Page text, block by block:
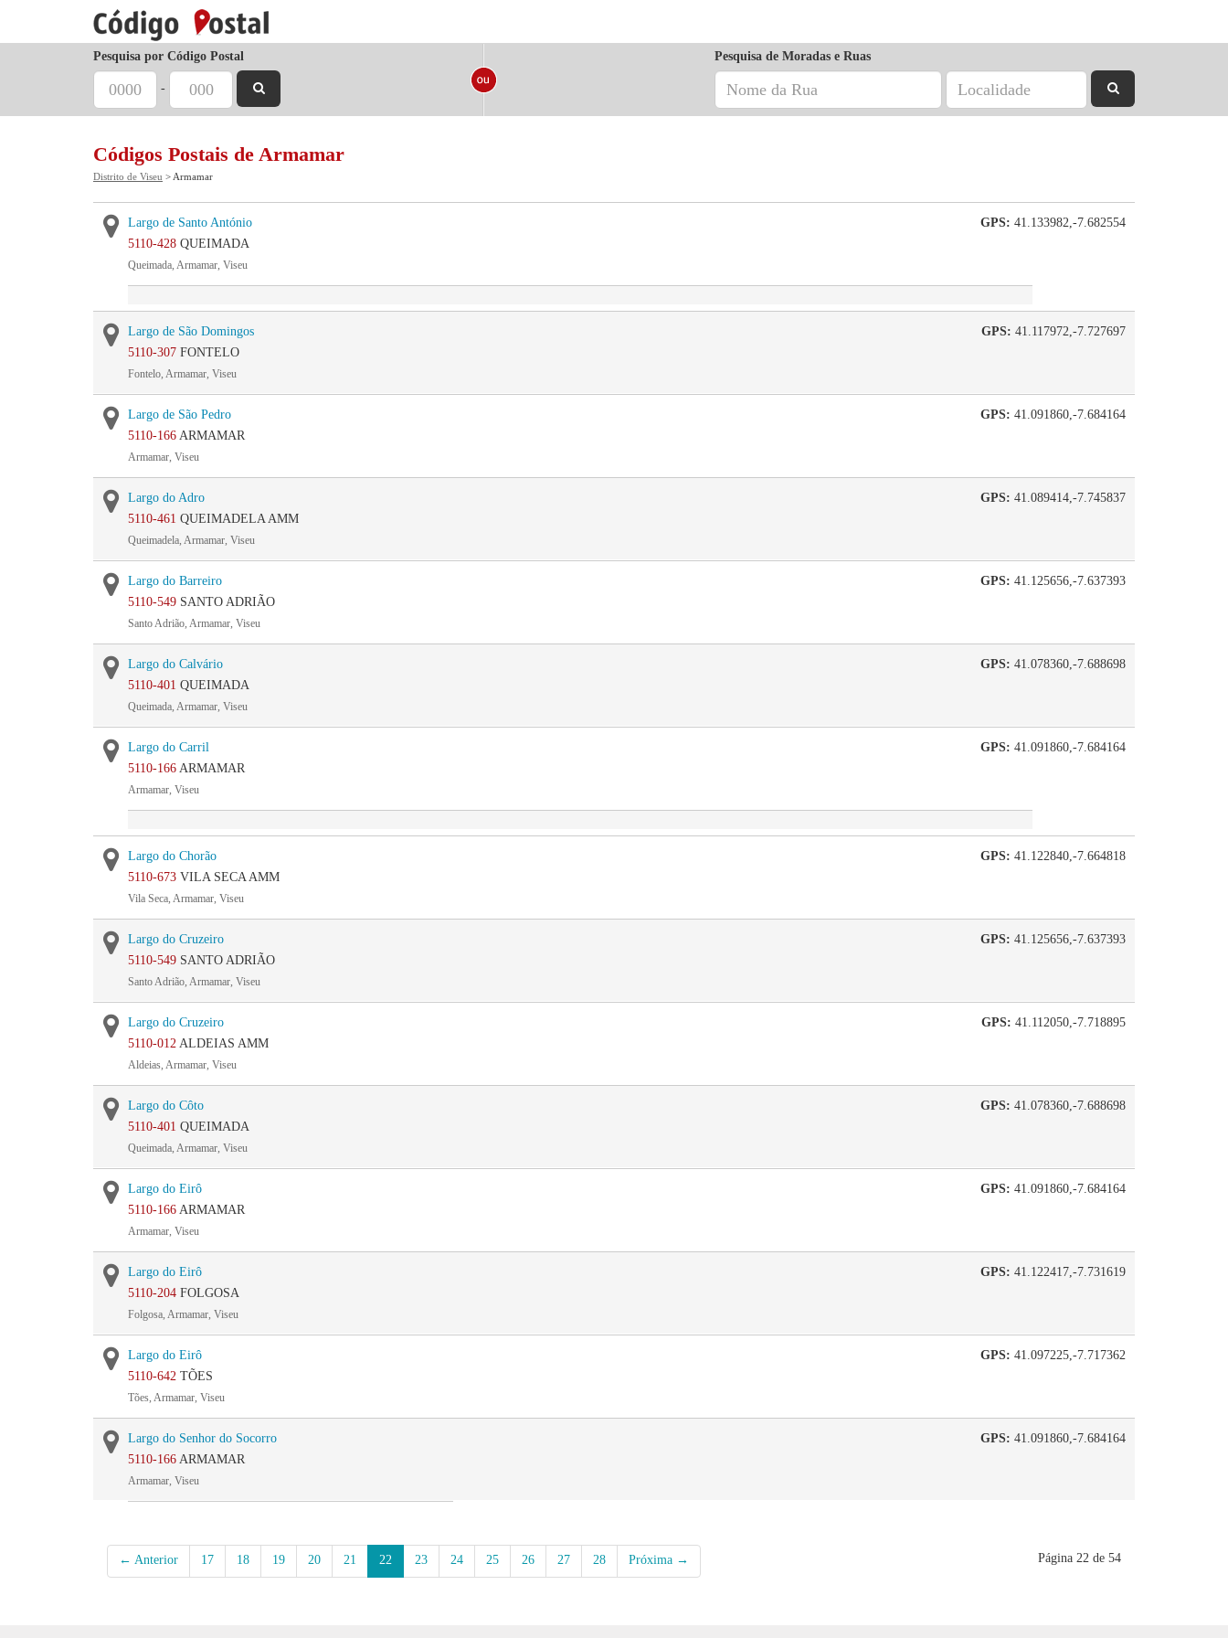
Pesquisa por Código Postal
-
Pesquisa de Moradas e Ruas
Códigos Postais de Armamar
Distrito de Viseu > Armamar
GPS: 41.133982,-7.682554
Largo de Santo António
5110-428 QUEIMADA
Queimada, Armamar, Viseu
GPS: 41.117972,-7.727697
Largo de São Domingos
5110-307 FONTELO
Fontelo, Armamar, Viseu
GPS: 41.091860,-7.684164
Largo de São Pedro
5110-166 ARMAMAR
Armamar, Viseu
GPS: 41.089414,-7.745837
Largo do Adro
5110-461 QUEIMADELA AMM
Queimadela, Armamar, Viseu
GPS: 41.125656,-7.637393
Largo do Barreiro
5110-549 SANTO ADRIÃO
Santo Adrião, Armamar, Viseu
GPS: 41.078360,-7.688698
Largo do Calvário
5110-401 QUEIMADA
Queimada, Armamar, Viseu
GPS: 41.091860,-7.684164
Largo do Carril
5110-166 ARMAMAR
Armamar, Viseu
GPS: 41.122840,-7.664818
Largo do Chorão
5110-673 VILA SECA AMM
Vila Seca, Armamar, Viseu
GPS: 41.125656,-7.637393
Largo do Cruzeiro
5110-549 SANTO ADRIÃO
Santo Adrião, Armamar, Viseu
GPS: 41.112050,-7.718895
Largo do Cruzeiro
5110-012 ALDEIAS AMM
Aldeias, Armamar, Viseu
GPS: 41.078360,-7.688698
Largo do Côto
5110-401 QUEIMADA
Queimada, Armamar, Viseu
GPS: 41.091860,-7.684164
Largo do Eirô
5110-166 ARMAMAR
Armamar, Viseu
GPS: 41.122417,-7.731619
Largo do Eirô
5110-204 FOLGOSA
Folgosa, Armamar, Viseu
GPS: 41.097225,-7.717362
Largo do Eirô
5110-642 TÕES
Tões, Armamar, Viseu
GPS: 41.091860,-7.684164
Largo do Senhor do Socorro
5110-166 ARMAMAR
Armamar, Viseu
← Anterior 17 18 19 20 21 22 23 24 25 26 27 28 Próxima → Página 22 de 54